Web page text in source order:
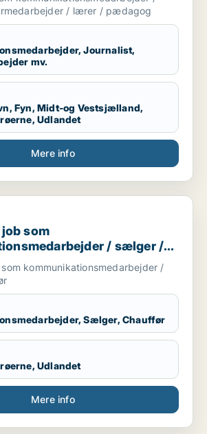
/ lærer / pædagog
Journalist,
mv.
Fyn, Midt-og Vestsjælland,
Udlandet
Mere info
kommunikationsmedarbejder / sælger
som
/ sælger /
kommunikationsmedarbejder /
Sælger, Chauffør
Udlandet
Mere info